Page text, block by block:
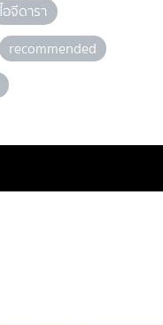
ไอจีดารา
recommended